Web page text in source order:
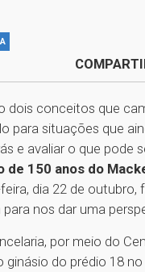
dois conceitos que
para situações que
e avaliar o que pode
de 150 anos do
dia 22 de
nos dar uma
por meio do
ginásio do prédio 18